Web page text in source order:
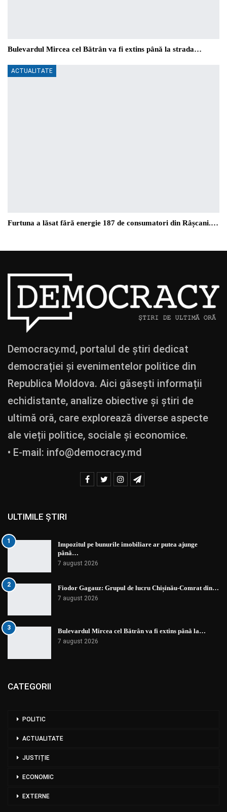
Bulevardul Mircea cel Bătrân va fi extins până la strada…
ACTUALITATE
Furtuna a lăsat fără energie 187 de consumatori din Râșcani.…
Democracy.md, portalul de știri dedicat
democrației și evenimentelor politice din
Republica Moldova. Aici găsești informații
echidistante, analize obiective și știri de
ultimă oră, care explorează diverse aspecte
ale vieții politice, sociale și economice.
• E-mail: info@democracy.md
ULTIMILE ȘTIRI
1
Impozitul pe bunurile imobiliare ar putea ajunge
până…
7 august 2026
2 Fiodor Gagauz: Grupul de lucru Chișinău-Comrat din…
7 august 2026
3 Bulevardul Mircea cel Bătrân va fi extins până la…
7 august 2026
CATEGORII
POLITIC
ACTUALITATE
JUSTIȚIE
ECONOMIC
EXTERNE